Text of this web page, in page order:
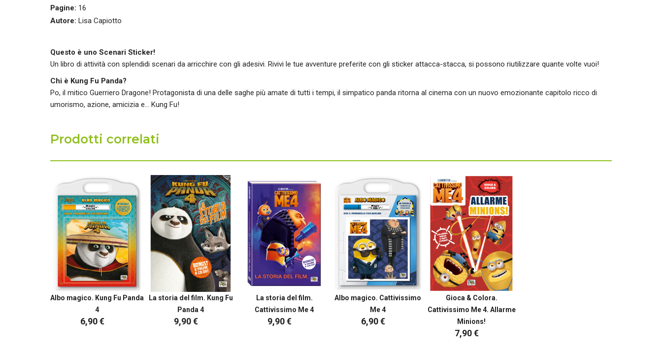
Pagine: 16
Autore: Lisa Capiotto
Questo è uno Scenari Sticker!
Un libro di attività con splendidi scenari da arricchire con gli adesivi. Rivivi le tue avventure preferite con gli sticker attacca-stacca, si possono riutilizzare quante volte vuoi!
Chi è Kung Fu Panda?
Po, il mitico Guerriero Dragone! Protagonista di una delle saghe più amate di tutti i tempi, il simpatico panda ritorna al cinema con un nuovo emozionante capitolo ricco di
umorismo, azione, amicizia e… Kung Fu!
Prodotti correlati
Albo magico. Kung Fu Panda
4
6,90 €
La storia del film. Kung Fu
Panda 4
9,90 €
La storia del film.
Cattivissimo Me 4
9,90 €
Albo magico. Cattivissimo
Me 4
6,90 €
Gioca & Colora.
Cattivissimo Me 4. Allarme
Minions!
7,90 €